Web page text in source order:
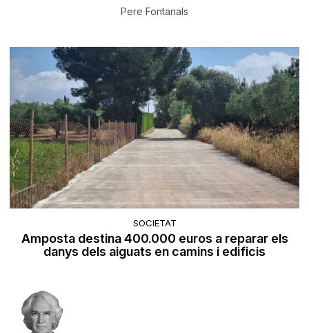
Pere Fontanals
SOCIETAT
Amposta destina 400.000 euros a reparar els
danys dels aiguats en camins i edificis